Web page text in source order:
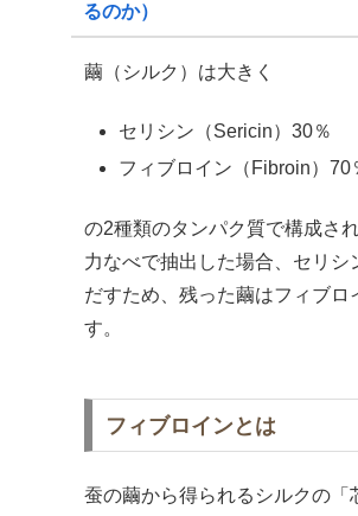
るのか）
繭（シルク）は大きく
セリシン（Sericin）30％
フィブロイン（Fibroin）70
の2種類のタンパク質で構成さ
力なべで抽出した場合、セリシ
だすため、残った繭はフィブロ
す。
フィブロインとは
蚕の繭から得られるシルクの「